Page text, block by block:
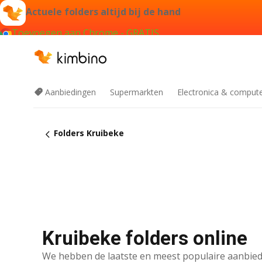
Actuele folders altijd bij de hand
Toevoegen aan Chrome - GRATIS
Aanbiedingen Supermarkten Electronica &
Folders Kruibeke
Kruibeke folders online
We hebben de laatste en meest populaire